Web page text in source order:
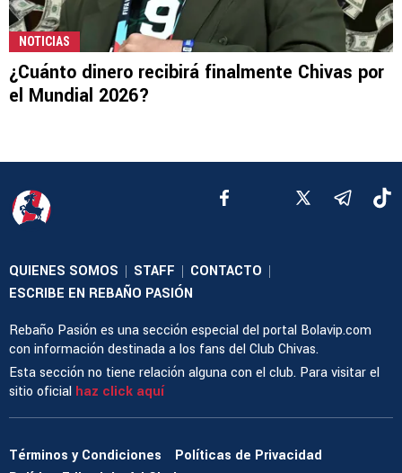
NOTICIAS
¿Cuánto dinero recibirá finalmente Chivas por
el Mundial 2026?
QUIENES SOMOS | STAFF | CONTACTO |
ESCRIBE EN REBAÑO PASIÓN
Rebaño Pasión es una sección especial del portal Bolavip.com
con información destinada a los fans del Club Chivas.
Esta sección no tiene relación alguna con el club. Para visitar el
sitio oficial haz click aquí
Términos y Condiciones
Políticas de Privacidad